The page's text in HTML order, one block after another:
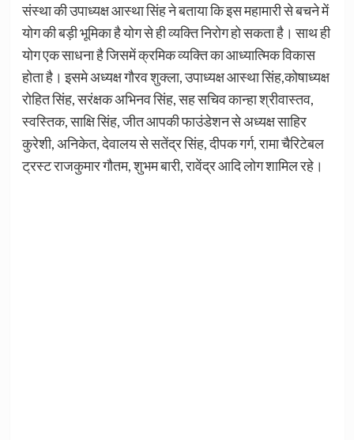
संस्था की उपाध्यक्ष आस्था सिंह ने बताया कि इस महामारी से बचने में
योग की बड़ी भूमिका है योग से ही व्यक्ति निरोग हो सकता है। साथ ही
योग एक साधना है जिसमें क्रमिक व्यक्ति का आध्यात्मिक विकास
होता है। इसमे अध्यक्ष गौरव शुक्ला, उपाध्यक्ष आस्था सिंह,कोषाध्यक्ष
रोहित सिंह, सरंक्षक अभिनव सिंह, सह सचिव कान्हा श्रीवास्तव,
स्वस्तिक, साक्षि सिंह, जीत आपकी फाउंडेशन से अध्यक्ष साहिर
कुरेशी, अनिकेत, देवालय से सतेंद्र सिंह, दीपक गर्ग, रामा चैरिटेबल
ट्रस्ट राजकुमार गौतम, शुभम बारी, रावेंद्र आदि लोग शामिल रहे।